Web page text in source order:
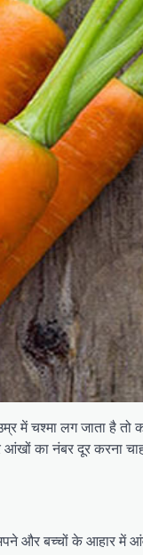
में चश्मा लग जाता है तो
का नंबर दूर करना
और बच्चों के आहार में